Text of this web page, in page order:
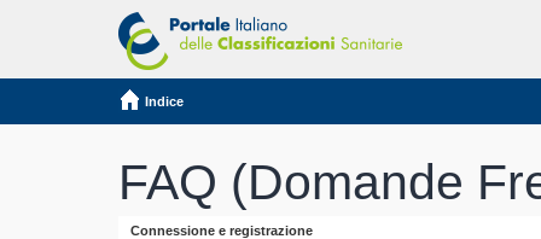
Indice
FAQ (Domande
Connessione e registrazione